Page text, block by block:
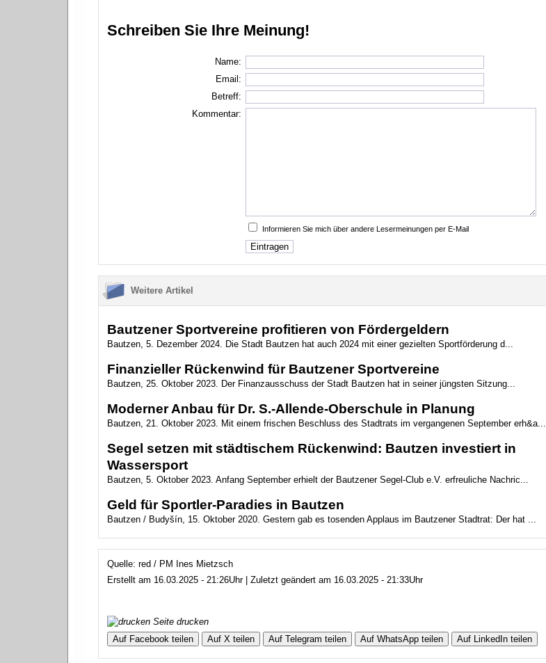
Schreiben Sie Ihre Meinung!
Name:
Email:
Betreff:
Kommentar:
Informieren Sie mich über andere Lesermeinungen per E-Mail
Weitere Artikel
Bautzener Sportvereine profitieren von Fördergeldern
Bautzen, 5. Dezember 2024. Die Stadt Bautzen hat auch 2024 mit einer gezielten Sportförderung d...
Finanzieller Rückenwind für Bautzener Sportvereine
Bautzen, 25. Oktober 2023. Der Finanzausschuss der Stadt Bautzen hat in seiner jüngsten Sitzung...
Moderner Anbau für Dr. S.-Allende-Oberschule in Planung
Bautzen, 21. Oktober 2023. Mit einem frischen Beschluss des Stadtrats im vergangenen September erh&a...
Segel setzen mit städtischem Rückenwind: Bautzen investiert in
Wassersport
Bautzen, 5. Oktober 2023. Anfang September erhielt der Bautzener Segel-Club e.V. erfreuliche Nachric...
Geld für Sportler-Paradies in Bautzen
Bautzen / Budyšín, 15. Oktober 2020. Gestern gab es tosenden Applaus im Bautzener Stadtrat: Der hat ...
Quelle: red / PM Ines Mietzsch
Erstellt am 16.03.2025 - 21:26Uhr | Zuletzt geändert am 16.03.2025 - 21:33Uhr
Seite drucken
Auf Facebook teilen
Auf X teilen Auf Telegram teilen Auf WhatsApp teilen Auf LinkedIn teilen